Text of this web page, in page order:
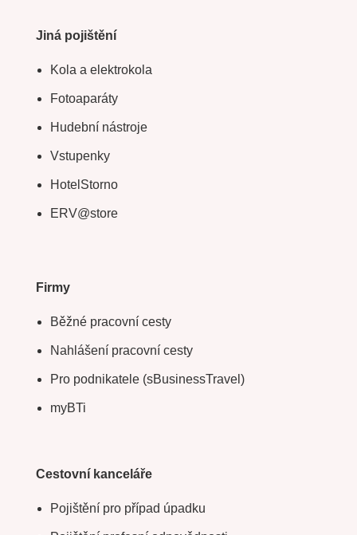
Jiná pojištění
Kola a elektrokola
Fotoaparáty
Hudební nástroje
Vstupenky
HotelStorno
ERV@store
Firmy
Běžné pracovní cesty
Nahlášení pracovní cesty
Pro podnikatele (sBusinessTravel)
myBTi
Cestovní kanceláře
Pojištění pro případ úpadku